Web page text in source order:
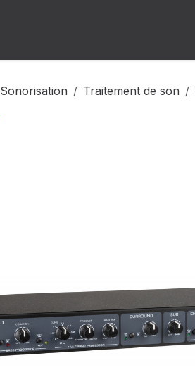
Sonorisation Traitement de son